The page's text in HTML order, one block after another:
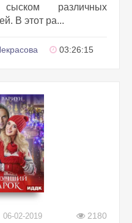
различных
В этот ра...
03:26:15
06-02-2019 2180